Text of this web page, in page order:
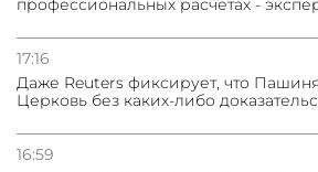
профессиональных расчетах -
17:16
Даже Reuters фиксирует, что
Церковь без каких-либо
16:59